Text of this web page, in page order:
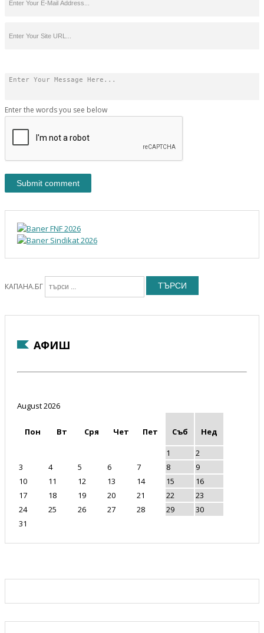
Enter the words you see below
КАПАНА.БГ ТЪРСИ
АФИШ
August 2026
Пон Вт Сря Чет Пет Съб
Нед
1
2
3
4 5 6 7 8
9
10
11 12 13 14 15
16
17
18 19 20 21 22
23
24
25 26 27 28 29
30
31